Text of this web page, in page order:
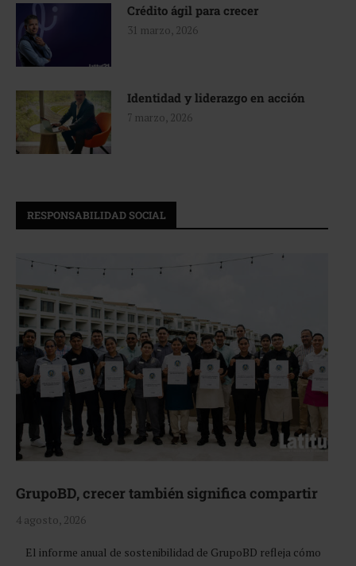
Crédito ágil para crecer
31 marzo, 2026
Identidad y liderazgo en acción
7 marzo, 2026
RESPONSABILIDAD SOCIAL
GrupoBD, crecer también significa compartir
4 agosto, 2026
El informe anual de sostenibilidad de GrupoBD refleja cómo